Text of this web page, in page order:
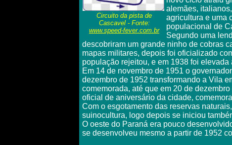
Circuito da pista de
Cascavel - Fonte:
www.speed-fever.com.br
alemães,
agricultura e uma
populacional de
Segundo uma
descobriram um grande ninho de cobras
mapas militares, depois foi oficializado
população rejeitou, e em 1938 foi
Em 14 de novembro de 1951 o
dezembro de 1952 transformando a Vila
comemorada, até que em 20 de
oficial de aniversário da cidade,
Com o esgotamento das reservas
suinocultura, logo depois se iniciou
O oeste do Paraná era pouco
se desenvolveu mesmo a partir de 1952